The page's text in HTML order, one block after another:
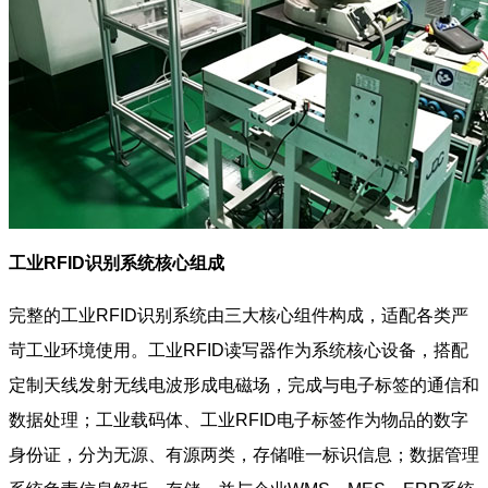
工业RFID识别系统核心组成
完整的工业RFID识别系统由三大核心组件构成，适配各类严
苛工业环境使用。工业RFID读写器作为系统核心设备，搭配
定制天线发射无线电波形成电磁场，完成与电子标签的通信和
数据处理；工业载码体、工业RFID电子标签作为物品的数字
身份证，分为无源、有源两类，存储唯一标识信息；数据管理